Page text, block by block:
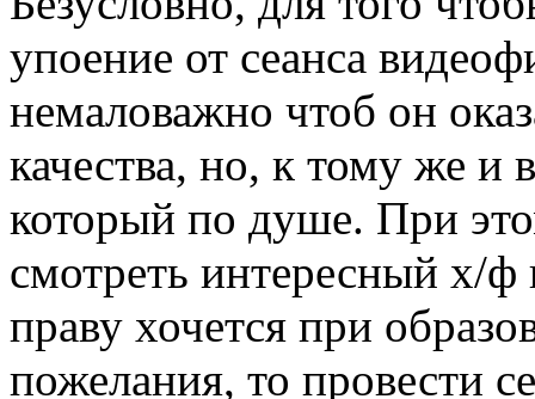
упоение от сеанса
немаловажно чтоб он
качества, но, к тому же и
который по душе. При
смотреть интересный х/
праву хочется при
пожелания, то провести